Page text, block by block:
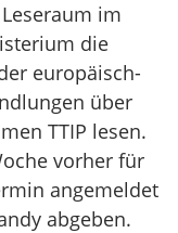
im
die
europäisch-
über
TTIP lesen.
vorher für
angemeldet
abgeben.